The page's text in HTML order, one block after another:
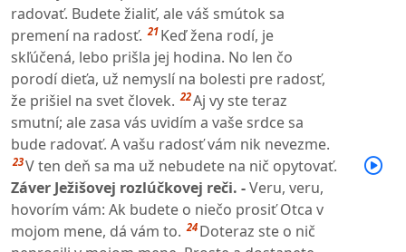
radovať. Budete žialiť, ale váš smútok sa
premení na radosť. 21 Keď žena rodí, je
skľúčená, lebo prišla jej hodina. No len čo
porodí dieťa, už nemyslí na bolesti pre radosť,
že prišiel na svet človek. 22Aj vy ste teraz
smutní; ale zasa vás uvidím a vaše srdce sa
bude radovať. A vašu radosť vám nik nevezme.
23V ten deň sa ma už nebudete na nič opytovať.
Záver Ježišovej rozlúčkovej reči. -Veru, veru,
hovorím vám: Ak budete o niečo prosiť Otca v
mojom mene, dá vám to. 24 Doteraz ste o nič